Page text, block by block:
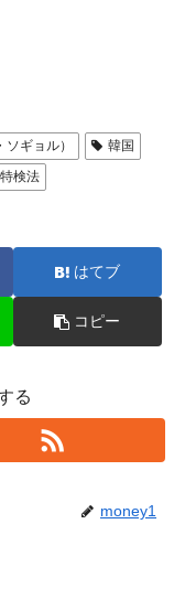
松山以前に最高位
に次いで多く打っ
ギョル）
韓国
特検法
はてブ
コピー
る
money1